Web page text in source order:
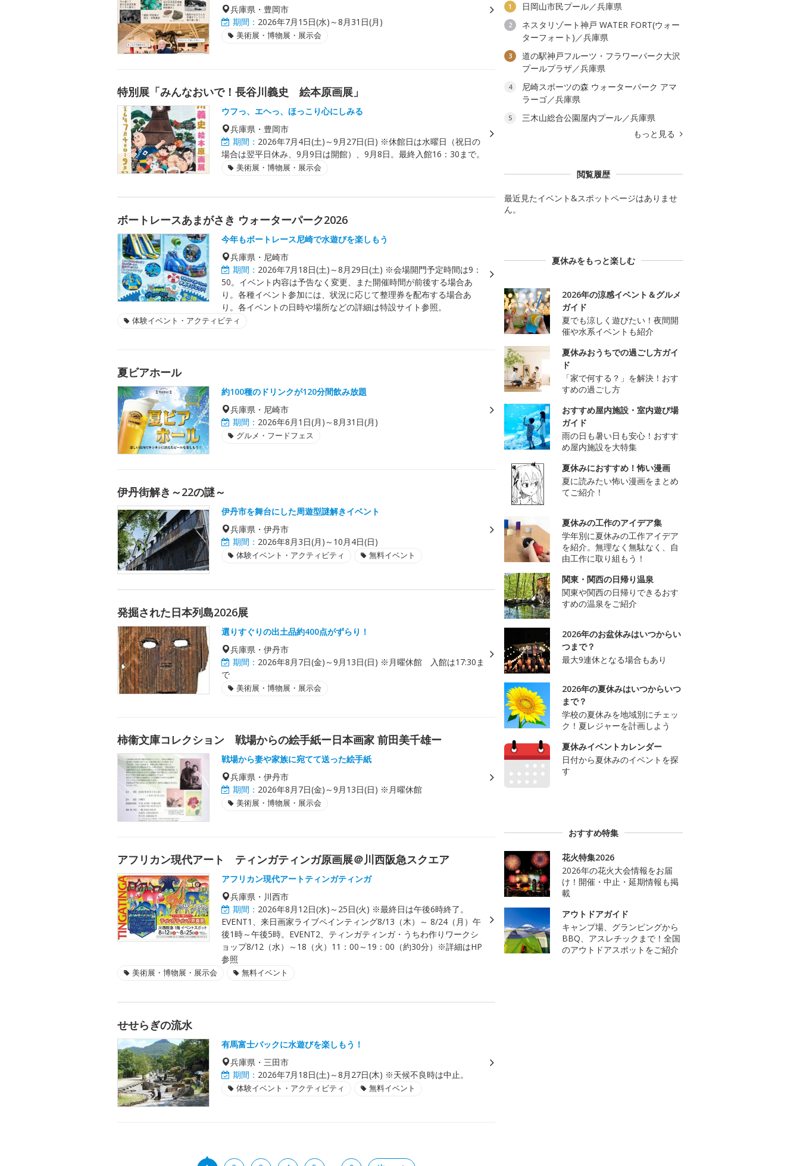
兵庫県・豊岡市
期間： 2026年7月15日(水)～8月31日(月)
美術展・博物展・展示会
特別展「みんなおいで！長谷川義史 絵本原画展」
ウフっ、エヘっ、ほっこり心にしみる
兵庫県・豊岡市
期間： 2026年7月4日(土)～9月27日(日) ※休館日は水曜日（祝日の
場合は翌平日休み、9月9日は開館）、9月8日。最終入館16：30まで。
美術展・博物展・展示会
ボートレースあまがさき ウォーターパーク2026
今年もボートレース尼崎で水遊びを楽しもう
兵庫県・尼崎市
期間： 2026年7月18日(土)～8月29日(土) ※会場開門予定時間は9：
50。イベント内容は予告なく変更、また開催時間が前後する場合あ
り。各種イベント参加には、状況に応じて整理券を配布する場合あ
り。各イベントの日時や場所などの詳細は特設サイト参照。
体験イベント・アクティビティ
夏ビアホール
約100種のドリンクが120分間飲み放題
兵庫県・尼崎市
期間： 2026年6月1日(月)～8月31日(月)
グルメ・フードフェス
伊丹街解き～22の謎～
伊丹市を舞台にした周遊型謎解きイベント
兵庫県・伊丹市
期間： 2026年8月3日(月)～10月4日(日)
体験イベント・アクティビティ 無料イベント
発掘された日本列島2026展
選りすぐりの出土品約400点がずらり！
兵庫県・伊丹市
期間： 2026年8月7日(金)～9月13日(日) ※月曜休館 入館は17:30ま
で
美術展・博物展・展示会
柿衞文庫コレクション 戦場からの絵手紙ー日本画家 前田美千雄ー
戦場から妻や家族に宛てて送った絵手紙
兵庫県・伊丹市
期間： 2026年8月7日(金)～9月13日(日) ※月曜休館
美術展・博物展・展示会
アフリカン現代アート ティンガティンガ原画展＠川西阪急スクエア
アフリカン現代アートティンガティンガ
兵庫県・川西市
期間： 2026年8月12日(水)～25日(火) ※最終日は午後6時終了。
EVENT1、来日画家ライブペインティング8/13（木）～ 8/24（月）午
後1時～午後5時。EVENT2、ティンガティンガ・うちわ作りワークシ
ョップ8/12（水）～18（火）11：00～19：00（約30分）※詳細はHP
参照
美術展・博物展・展示会 無料イベント
せせらぎの流水
有馬富士バックに水遊びを楽しもう！
兵庫県・三田市
期間： 2026年7月18日(土)～8月27日(木) ※天候不良時は中止。
体験イベント・アクティビティ 無料イベント
1 日岡山市民プール／兵庫県
2
ネスタリゾート神戸 WATER FORT(ウォー
ターフォート)／兵庫県
3
道の駅神戸フルーツ・フラワーパーク大沢
プールプラザ／兵庫県
4
尼崎スポーツの森 ウォーターパーク アマ
ラーゴ／兵庫県
5
三木山総合公園屋内プール／兵庫県
もっと見る
閲覧履歴
最近見たイベント&スポットページはありませ
ん。
夏休みをもっと楽しむ
2026年の涼感イベント＆グルメ
ガイド
夏でも涼しく遊びたい！夜間開
催や水系イベントも紹介
夏休みおうちでの過ごし方ガイ
ド
「家で何する？」を解決！おす
すめの過ごし方
おすすめ屋内施設・室内遊び場
ガイド
雨の日も暑い日も安心！おすす
め屋内施設を大特集
夏休みにおすすめ！怖い漫画
夏に読みたい怖い漫画をまとめ
てご紹介！
夏休みの工作のアイデア集
学年別に夏休みの工作アイデア
を紹介。無理なく無駄なく、自
由工作に取り組もう！
関東・関西の日帰り温泉
関東や関西の日帰りできるおす
すめの温泉をご紹介
2026年のお盆休みはいつからい
つまで？
最大9連休となる場合もあり
2026年の夏休みはいつからいつ
まで？
学校の夏休みを地域別にチェッ
ク！夏レジャーを計画しよう
夏休みイベントカレンダー
日付から夏休みのイベントを探
す
おすすめ特集
花火特集2026
2026年の花火大会情報をお届
け！開催・中止・延期情報も掲
載
アウトドアガイド
キャンプ場、グランピングから
BBQ、アスレチックまで！全国
のアウトドアスポットをご紹介